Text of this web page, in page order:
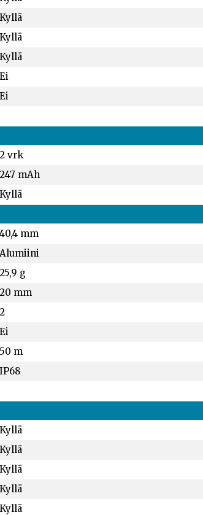
Kyllä
Kyllä
Kyllä
Ei
Ei
2 vrk
247 mAh
Kyllä
40,4 mm
Alumiini
25,9 g
20 mm
2
Ei
50 m
IP68
Kyllä
Kyllä
Kyllä
Kyllä
Kyllä